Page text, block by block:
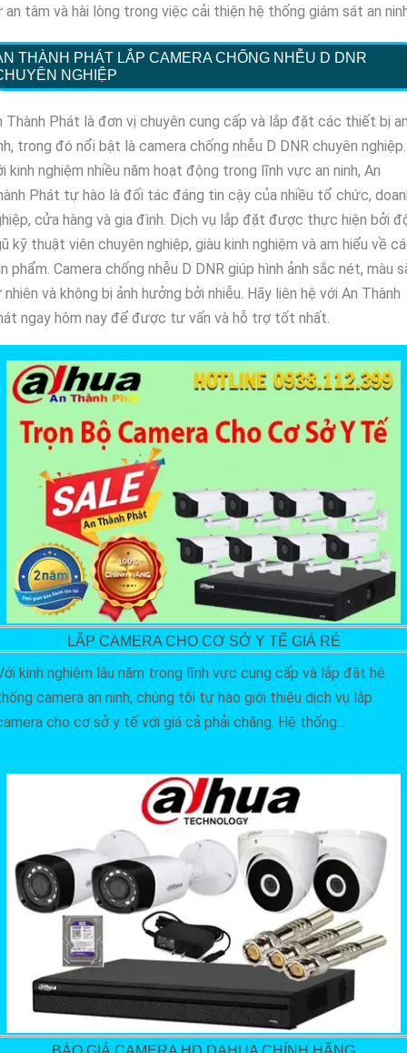
an tâm và hài lòng trong việc cải thiện hệ thống giám sát an
THÀNH PHÁT LẮP CAMERA CHỐNG NHỄU D DNR
NGHIỆP
Thành Phát là đơn vị chuyên cung cấp và lắp đặt các thiết bị
trong đó nổi bật là camera chống nhễu D DNR chuyên nghiệp.
kinh nghiệm nhiều năm hoạt động trong lĩnh vực an ninh, An
Phát tự hào là đối tác đáng tin cậy của nhiều tổ chức,
cửa hàng và gia đình. Dịch vụ lắp đặt được thực hiện bởi
kỹ thuật viên chuyên nghiệp, giàu kinh nghiệm và am hiểu về
phẩm. Camera chống nhễu D DNR giúp hình ảnh sắc nét, màu
và không bị ảnh hưởng bởi nhiễu. Hãy liên hệ với An Thành
ngay hôm nay để được tư vấn và hỗ trợ tốt nhất.
LẮP CAMERA CHO CƠ SỞ Y TẾ GIÁ RẺ
kinh nghiệm lâu năm trong lĩnh vực cung cấp và lắp đặt hệ
camera an ninh, chúng tôi tự hào giới thiệu dịch vụ lắp
cho cơ sở y tế với giá cả phải chăng. Hệ thống...